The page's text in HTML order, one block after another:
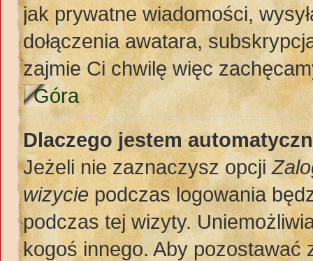
jak prywatne wiadomości,
dołączenia awatara,
zajmie Ci chwilę więc
Góra
Dlaczego jestem
Jeżeli nie zaznaczysz opcji
wizyciepodczas logowania
podczas tej wizyty.
kogoś innego. Aby